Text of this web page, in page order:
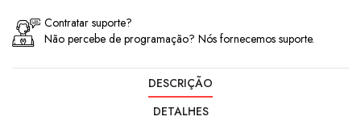
Contratar suporte?
Não percebe de programação? Nós fornecemos suporte.
DESCRIÇÃO
DETALHES